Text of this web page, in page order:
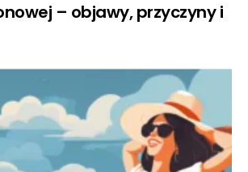
– objawy, przyczyny i